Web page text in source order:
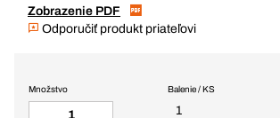
Zobrazenie PDF
Odporučiť produkt priateľovi
Balenie / KS
1
Množstvo